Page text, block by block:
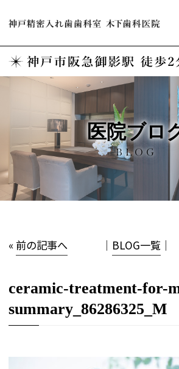
医院ブロ
BLOG
«前の記事へ │ BLOG一覧 │
ceramic-treatment-for-
summary_86286325_M